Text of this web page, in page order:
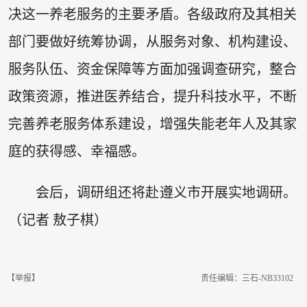
决这一养老服务的主要矛盾。各级政府及其相关
部门要做好统筹协调，从服务对象、机构建设、
服务队伍、资金保障等方面加强调查研究，整合
政策资源，推进医养结合，提升科技水平，不断
完善养老服务体系建设，增强失能老年人及其家
庭的获得感、幸福感。
会后，调研组还将赴遵义市开展实地调研。
（记者 敖子棋）
【举报】 责任编辑：三石-NB33102